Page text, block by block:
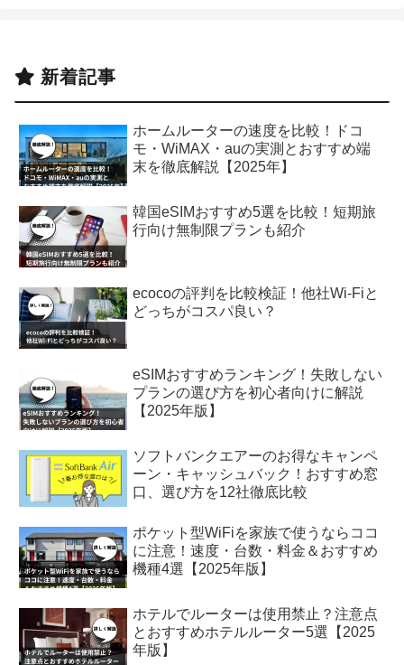
新着記事
ホームルーターの速度を比較！ドコ
モ・WiMAX・auの実測とおすすめ端
末を徹底解説【2025年】
韓国eSIMおすすめ5選を比較！短期旅
行向け無制限プランも紹介
ecocoの評判を比較検証！他社Wi-Fiと
どっちがコスパ良い？
eSIMおすすめランキング！失敗しない
プランの選び方を初心者向けに解説
【2025年版】
ソフトバンクエアーのお得なキャンペ
ーン・キャッシュバック！おすすめ窓
口、選び方を12社徹底比較
ポケット型WiFiを家族で使うならココ
に注意！速度・台数・料金＆おすすめ
機種4選【2025年版】
ホテルでルーターは使用禁止？注意点
とおすすめホテルルーター5選【2025
年版】